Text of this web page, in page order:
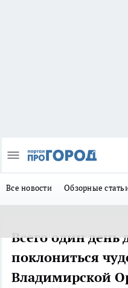
Все новости Обзорные
Всего один
поклониться
Владимирской